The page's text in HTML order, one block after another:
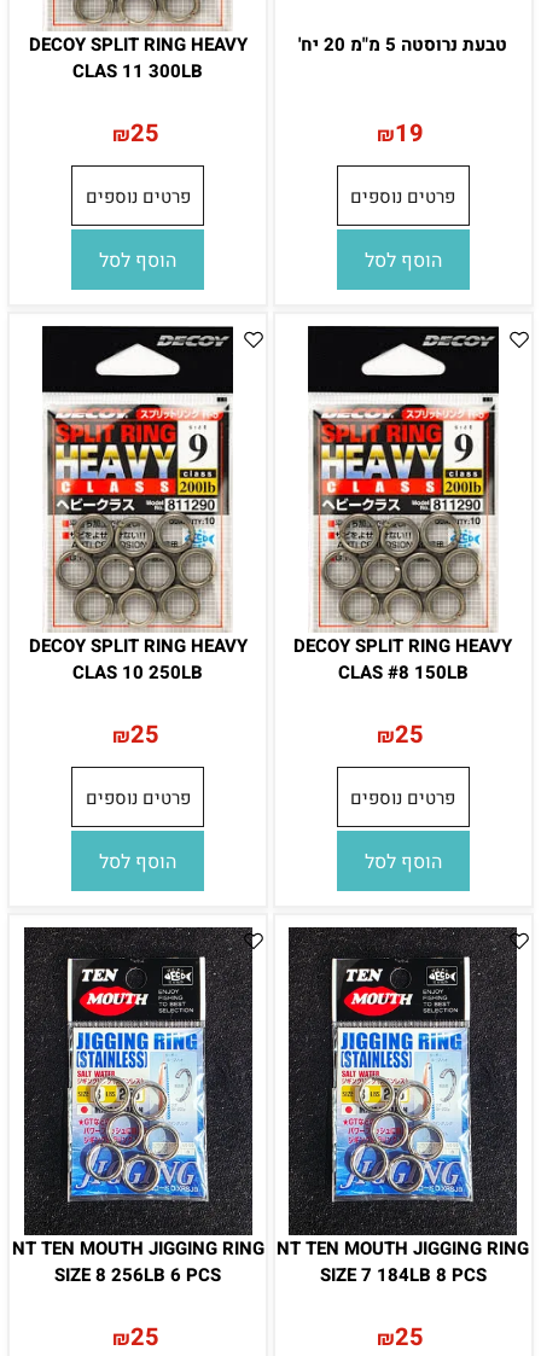
טבעת נרוסטה 5 מ"מ 20 יח'
₪19
פרטים נוספים
הוסף לסל
DECOY SPLIT RING HEAVY
CLAS 11 300LB
₪25
פרטים נוספים
הוסף לסל
DECOY SPLIT RING HEAVY
CLAS #8 150LB
₪25
פרטים נוספים
הוסף לסל
DECOY SPLIT RING HEAVY
CLAS 10 250LB
₪25
פרטים נוספים
הוסף לסל
NT TEN MOUTH JIGGING RING
SIZE 7 184LB 8 PCS
₪25
NT TEN MOUTH JIGGING RING
SIZE 8 256LB 6 PCS
₪25